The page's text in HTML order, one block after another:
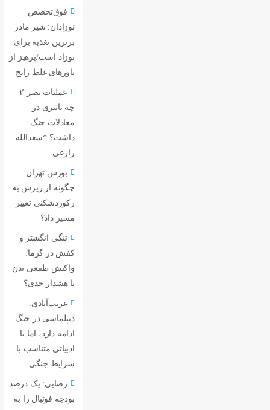
فوق‌تخصص
نوزادان: شیر مادر
برترین تغذیه برای
نوزاد است/پرهیز از
باورهای غلط رایج
عملیات نصر ۲
چه تاثیری در
معادلات جنگ
داشت؟ *سعدالله
زارعی
بورس تهران
چگونه از ریزش به
رکوردشکنی تغییر
مسیر داد؟
تنگی انگشتر و
کفش در گرما؛
واکنش طبیعی بدن
یا هشدار جدی؟
غریب‌آبادی:
دیپلماسی در جنگ
ادامه دارد، اما با
ادبیاتی متناسب با
شرایط جنگی
رضایی: یک درصد
بودجه فوتبال را به